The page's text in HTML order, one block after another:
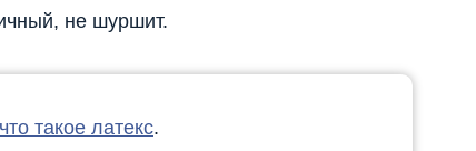
не шуршит.
что такое латекс.